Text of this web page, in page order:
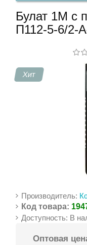
работы
Булат 1М с
П112-5-6/2-
Хит
Производитель:
Код товара:
Доступность: В
Оптовая